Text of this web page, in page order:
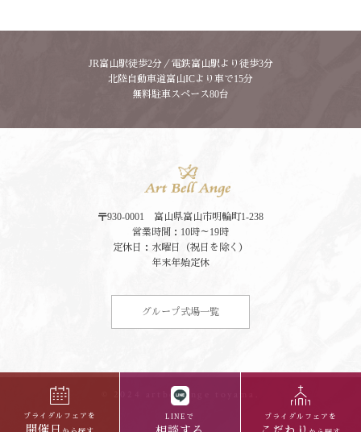
JR富山駅徒歩2分／電鉄富山駅より徒歩3分
北陸自動車道富山ICより車で15分
無料駐車スペース80台
〒930-0001 富山県富山市明輪町1-238
営業時間：10時～19時
定休日：水曜日（祝日を除く）
年末年始定休
グループ式場一覧
© 2024 artbellange toyama.
ブライダルフェアを LINEで ブライダルフェアを